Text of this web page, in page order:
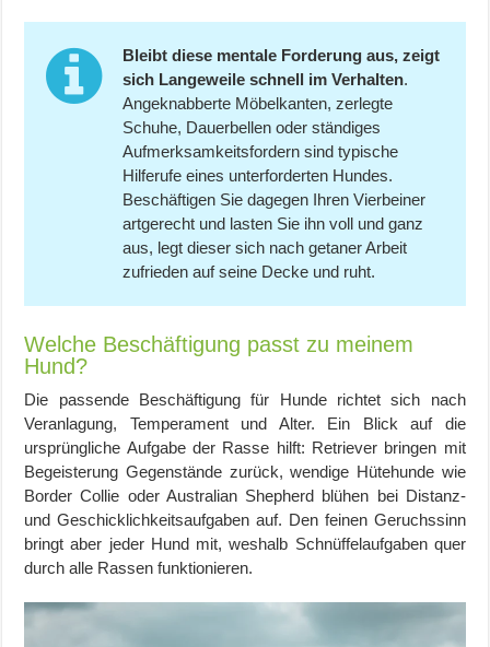
Bleibt diese mentale Forderung aus, zeigt
sich Langeweile schnell im Verhalten.
Angeknabberte Möbelkanten, zerlegte
Schuhe, Dauerbellen oder ständiges
Aufmerksamkeitsfordern sind typische
Hilferufe eines unterforderten Hundes.
Beschäftigen Sie dagegen Ihren Vierbeiner
artgerecht und lasten Sie ihn voll und ganz
aus, legt dieser sich nach getaner Arbeit
zufrieden auf seine Decke und ruht.
Welche Beschäftigung passt zu meinem
Hund?
Die passende Beschäftigung für Hunde richtet sich nach
Veranlagung, Temperament und Alter. Ein Blick auf die
ursprüngliche Aufgabe der Rasse hilft: Retriever bringen mit
Begeisterung Gegenstände zurück, wendige Hütehunde wie
Border Collie oder Australian Shepherd blühen bei Distanz-
und Geschicklichkeitsaufgaben auf. Den feinen Geruchssinn
bringt aber jeder Hund mit, weshalb Schnüffelaufgaben quer
durch alle Rassen funktionieren.